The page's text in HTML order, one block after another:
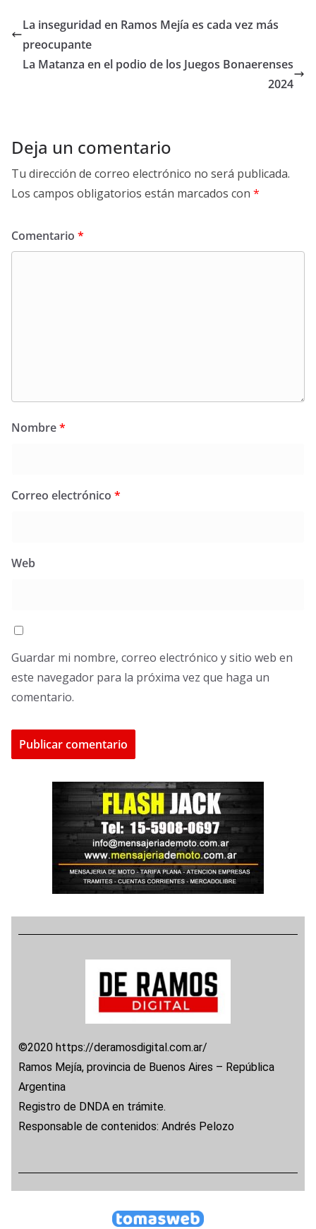
La inseguridad en Ramos Mejía es cada vez más
preocupante
La Matanza en el podio de los Juegos Bonaerenses
2024
Deja un comentario
Tu dirección de correo electrónico no será publicada.
Los campos obligatorios están marcados con *
Comentario *
Nombre*
Correo electrónico *
Web
Guardar mi nombre, correo electrónico y sitio web en
este navegador para la próxima vez que haga un
comentario.
©2020 https://deramosdigital.com.ar/
Ramos Mejía, provincia de Buenos Aires – República
Argentina
Registro de DNDA en trámite.
Responsable de contenidos: Andrés Pelozo